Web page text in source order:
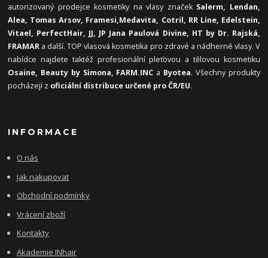
autorizovaný prodejce kosmetiky na vlasy značek Salerm, Lendan,
Alea, Tomas Arsov, Framesi,Medavita, Cotril, RR Line, Edelstein,
Vitael, PerfectHair, JJ, JP Jana Paulová Divine, HT by Dr. Rajská,
FRAMAR a další. TOP vlasová kosmetika pro zdravé a nádherné vlasy. V
nabídce najdete taktéž profesionální pleťovou a tělovou kosmetiku
Osaine, Beauty by Simona, FARM.INC a Byotea. Všechny produkty
pocházejí z oficiální distribuce určené pro ČR/EU.
INFORMACE
O nás
Jak nakupovat
Obchodní podmínky
Vrácení zboží
Kontakty
Akademie INhair